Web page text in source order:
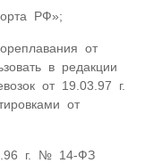
РФ»;
от
в редакции
от 19.03.97 г.
от
г. № 14-ФЗ